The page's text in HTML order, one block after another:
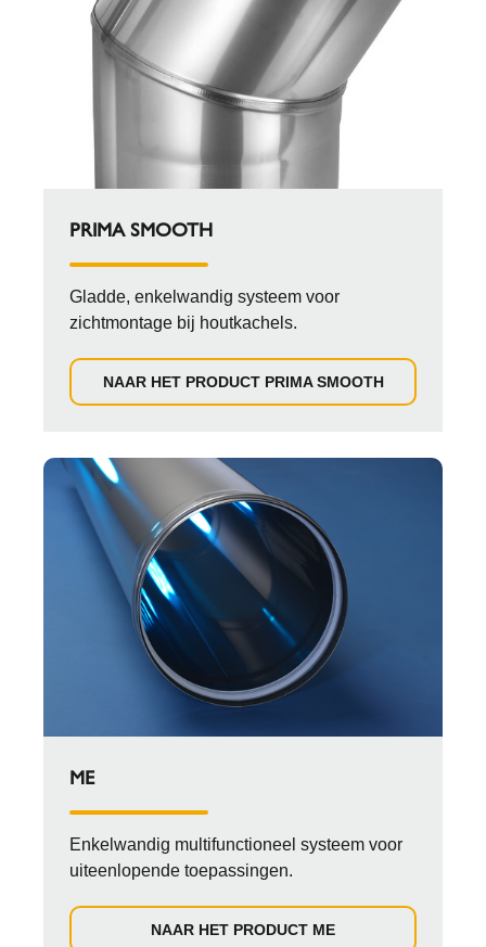
PRIMA SMOOTH
Gladde, enkelwandig systeem voor
zichtmontage bij houtkachels.
NAAR HET PRODUCT PRIMA SMOOTH
ME
Enkelwandig multifunctioneel systeem voor
uiteenlopende toepassingen.
NAAR HET PRODUCT ME